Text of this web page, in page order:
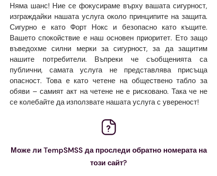
Няма шанс! Ние се фокусираме върху вашата сигурност,
изграждайки нашата услуга около принципите на защита.
Сигурно е като Форт Нокс и безопасно като къщите.
Вашето спокойствие е наш основен приоритет. Ето защо
въведохме силни мерки за сигурност, за да защитим
нашите потребители. Въпреки че съобщенията са
публични, самата услуга не представлява присъща
опасност. Това е като четене на обществено табло за
обяви – самият акт на четене не е рисковано. Така че не
се колебайте да използвате нашата услуга с увереност!
Може ли TempSMSS да проследи обратно номерата на
този сайт?